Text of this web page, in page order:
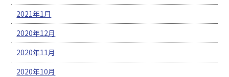
2021年1月
2020年12月
2020年11月
2020年10月